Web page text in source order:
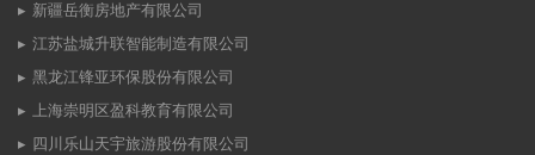
新疆岳衡房地产有限公司
江苏盐城升联智能制造有限公司
黑龙江锋亚环保股份有限公司
上海崇明区盈科教育有限公司
四川乐山天宇旅游股份有限公司